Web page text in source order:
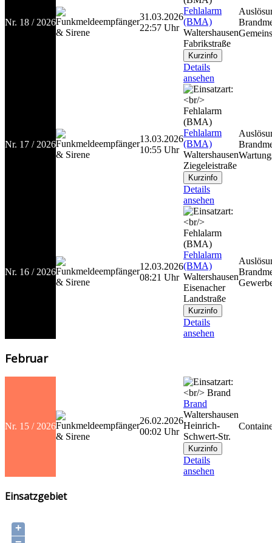
Nr. 18 / 2026
31.03.2026
22:57 Uhr
Fehlalarm
(BMA)
Waltershausen
Fabrikstraße
Details
ansehen
Nr. 17 / 2026
13.03.2026
10:55 Uhr
Fehlalarm
(BMA)
Waltershausen
Ziegeleistraße
Details
ansehen
Nr. 16 / 2026
12.03.2026
08:21 Uhr
Fehlalarm
(BMA)
Waltershausen
Eisenacher
Landstraße
Details
ansehen
Februar
Nr. 15 / 2026
26.02.2026
00:02 Uhr
Brand
Waltershausen
Heinrich-
Schwert-Str.
Details
ansehen
Einsatzgebiet
+